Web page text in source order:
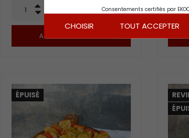
-
+
AJOUTER AU PANIER
ÉPUISÉ
Consentements certifiés par
CHOISIR TOUT ACCEPTER